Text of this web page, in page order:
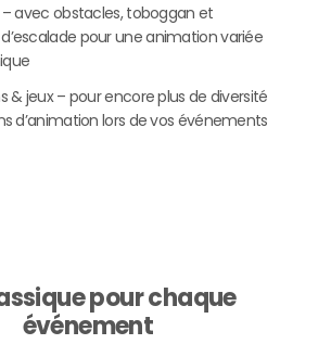
– avec obstacles, toboggan et
pour une animation variée
& jeux – pour encore plus de diversité
d’animation lors de vos événements
pour chaque
événement